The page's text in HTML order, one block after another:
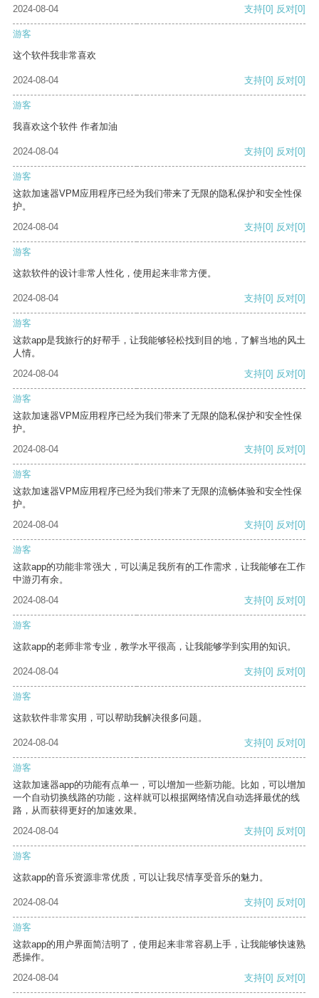
2024-08-04 支持[0] 反对[0]
游客
这个软件我非常喜欢
2024-08-04 支持[0] 反对[0]
游客
我喜欢这个软件 作者加油
2024-08-04 支持[0] 反对[0]
游客
这款加速器VPM应用程序已经为我们带来了无限的隐私保护和安全性保
护。
2024-08-04
支持[0] 反对[0]
游客
这款软件的设计非常人性化，使用起来非常方便。
2024-08-04 支持[0] 反对[0]
游客
这款app是我旅行的好帮手，让我能够轻松找到目的地，了解当地的风土
人情。
2024-08-04
支持[0] 反对[0]
游客
这款加速器VPM应用程序已经为我们带来了无限的隐私保护和安全性保
护。
2024-08-04
支持[0] 反对[0]
游客
这款加速器VPM应用程序已经为我们带来了无限的流畅体验和安全性保
护。
2024-08-04
支持[0] 反对[0]
游客
这款app的功能非常强大，可以满足我所有的工作需求，让我能够在工作
中游刃有余。
2024-08-04
支持[0] 反对[0]
游客
这款app的老师非常专业，教学水平很高，让我能够学到实用的知识。
2024-08-04 支持[0] 反对[0]
游客
这款软件非常实用，可以帮助我解决很多问题。
2024-08-04 支持[0] 反对[0]
游客
这款加速器app的功能有点单一，可以增加一些新功能。比如，可以增加
一个自动切换线路的功能，这样就可以根据网络情况自动选择最优的线
路，从而获得更好的加速效果。
2024-08-04
支持[0] 反对[0]
游客
这款app的音乐资源非常优质，可以让我尽情享受音乐的魅力。
2024-08-04 支持[0] 反对[0]
游客
这款app的用户界面简洁明了，使用起来非常容易上手，让我能够快速熟
悉操作。
2024-08-04
支持[0] 反对[0]